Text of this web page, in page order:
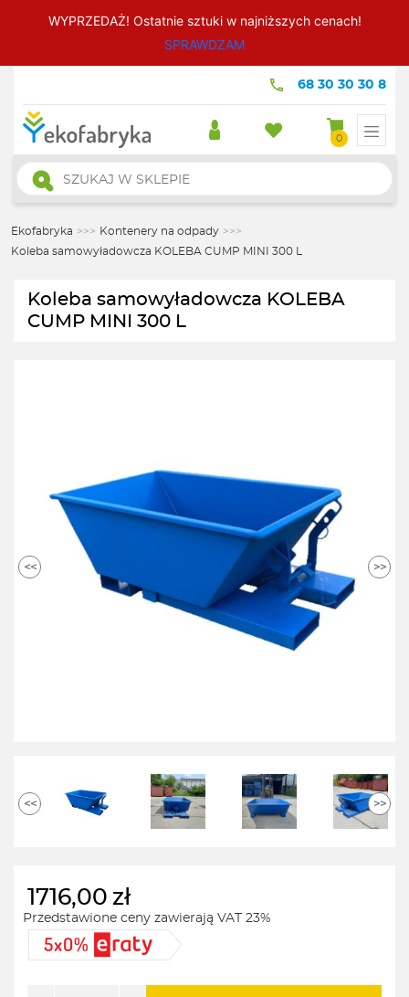
WYPRZEDAŻ! Ostatnie sztuki w najniższych cenach!
SPRAWDZAM
68 30 30 30 8
0
Wyszukiwarka
produktów
Ekofabryka >>> Kontenery na odpady >>>
Koleba samowyładowcza KOLEBA CUMP MINI 300 L
Koleba samowyładowcza KOLEBA
CUMP MINI 300 L
<< >>
<< >>
1716,00 zł
Przedstawione ceny zawierają VAT 23%